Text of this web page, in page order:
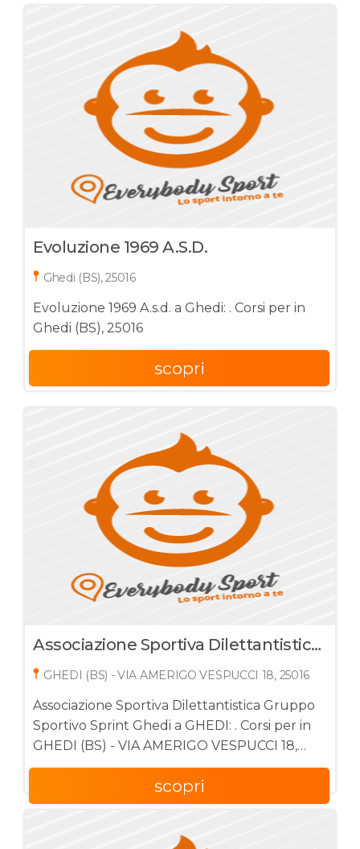
Evoluzione 1969 A.s.d.
Ghedi (BS), 25016
Evoluzione 1969 A.s.d. a Ghedi: . Corsi per in
Ghedi (BS), 25016
scopri
Associazione Sportiva Dilettantistica
Gruppo Sportivo Sprint Ghedi
GHEDI (BS) - VIA AMERIGO VESPUCCI 18, 25016
Associazione Sportiva Dilettantistica Gruppo
Sportivo Sprint Ghedi a GHEDI: . Corsi per in
GHEDI (BS) - VIA AMERIGO VESPUCCI 18,
25016
scopri